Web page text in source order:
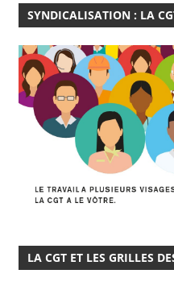
SYNDICALISATION : LA
LA CGT ET LES GRILLES